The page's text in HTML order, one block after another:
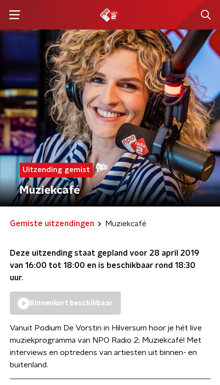
Uitzending gemist
Muziekcafé
Gemiste uitzendingen Muziekcafé
Deze uitzending staat gepland voor 28 april 2019
van 16:00 tot 18:00 en is beschikbaar rond 18:30
uur.
Binnenkort beschikbaar
Vanuit Podium De Vorstin in Hilversum hoor je hét live
muziekprogramma van NPO Radio 2; Muziekcafé! Met
interviews en optredens van artiesten uit binnen- en
buitenland.